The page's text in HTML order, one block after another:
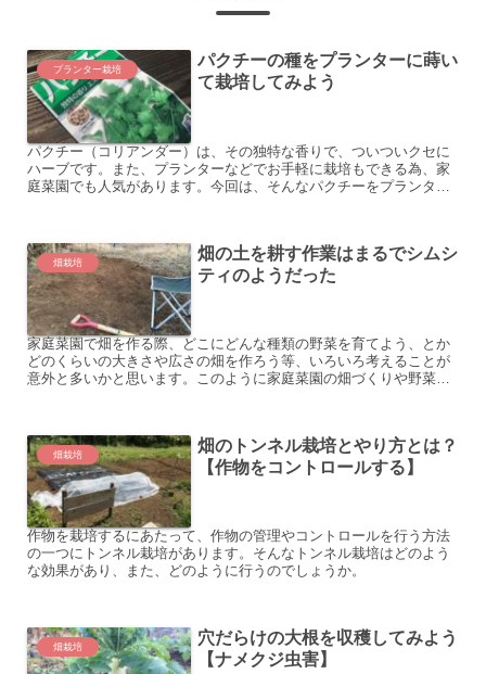
プランター栽培
パクチーの種をプランターに蒔い
て栽培してみよう
パクチー（コリアンダー）は、その独特な香りで、ついついクセに
ハーブです。また、プランターなどでお手軽に栽培もできる為、家
庭菜園でも人気があります。今回は、そんなパクチーをプランター
畑栽培
畑の土を耕す作業はまるでシムシ
ティのようだった
家庭菜園で畑を作る際、どこにどんな種類の野菜を育てよう、とか
どのくらいの大きさや広さの畑を作ろう等、いろいろ考えることが
意外と多いかと思います。このように家庭菜園の畑づくりや野菜作
畑栽培
畑のトンネル栽培とやり方とは？
【作物をコントロールする】
作物を栽培するにあたって、作物の管理やコントロールを行う方法
の一つにトンネル栽培があります。そんなトンネル栽培はどのよう
な効果があり、また、どのように行うのでしょうか。
畑栽培
穴だらけの大根を収穫してみよう
【ナメクジ虫害】